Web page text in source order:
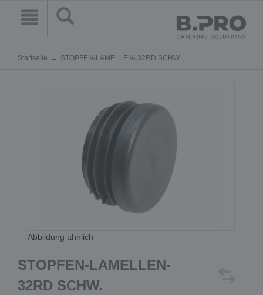
Startseite STOPFEN-LAMELLEN- 32RD SCHW.
Abbildung ähnlich
STOPFEN-LAMELLEN-
32RD SCHW.